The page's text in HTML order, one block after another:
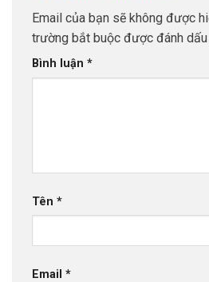
Email của bạn sẽ không được
trường bắt buộc được đánh dấu
Bình luận *
Tên *
Email *